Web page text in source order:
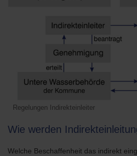
Regelungen Indirekteinleiter
Wie werden
Welche Beschaffenheit das indirekt